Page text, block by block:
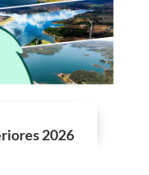
2026